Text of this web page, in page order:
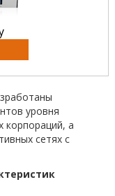
уровня
корпораций, а
сетях с